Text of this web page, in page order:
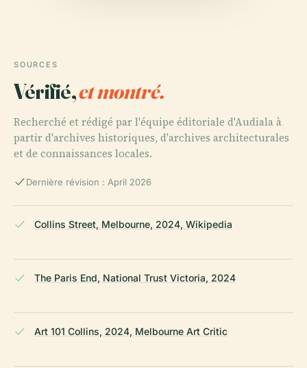
SOURCES
Vérifié,et montré.
Recherché et rédigé par l'équipe éditoriale d'Audiala à
partir d'archives historiques, d'archives architecturales
et de connaissances locales.
Dernière révision : April 2026
Collins Street, Melbourne, 2024, Wikipedia
The Paris End, National Trust Victoria, 2024
Art 101 Collins, 2024, Melbourne Art Critic